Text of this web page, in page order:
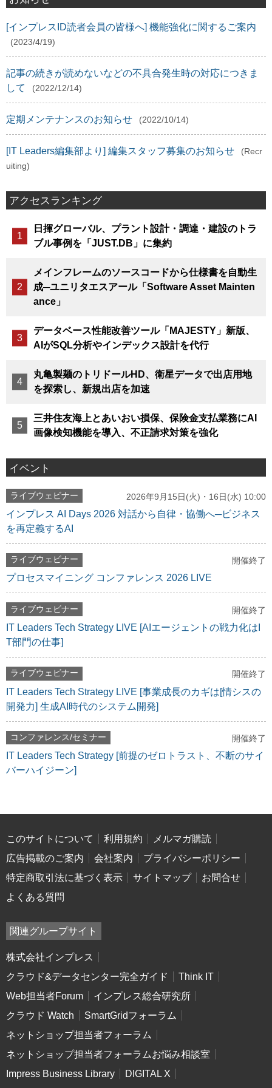
[インプレスID読者会員の皆様へ] 機能強化に関するご案内
(2023/4/19)
記事の続きが読めないなどの不具合発生時の対応につきま
して
(2022/12/14)
定期メンテナンスのお知らせ (2022/10/14)
[IT Leaders編集部より] 編集スタッフ募集のお知らせ
(Recr
uiting)
アクセスランキング
日揮グローバル、プラント設計・調達・建設のトラ
ブル事例を「JUST.DB」に集約
メインフレームのソースコードから仕様書を自動生
成─ユニリタエスアール「Software Asset Mainten
ance」
データベース性能改善ツール「MAJESTY」新版、
AIがSQL分析やインデックス設計を代行
丸亀製麺のトリドールHD、衛星データで出店用地
を探索し、新規出店を加速
三井住友海上とあいおい損保、保険金支払業務にAI
画像検知機能を導入、不正請求対策を強化
イベント
ライブウェビナー 2026年9月15日(火)・16日(水) 10:00
インプレス AI Days 2026 対話から自律・協働へ─ビジネス
を再定義するAI
ライブウェビナー 開催終了
プロセスマイニング コンファレンス 2026 LIVE
ライブウェビナー 開催終了
IT Leaders Tech Strategy LIVE [AIエージェントの戦力化はI
T部門の仕事]
ライブウェビナー 開催終了
IT Leaders Tech Strategy LIVE [事業成長のカギは[情シスの
開発力] 生成AI時代のシステム開発]
コンファレンス/セミナー 開催終了
IT Leaders Tech Strategy [前提のゼロトラスト、不断のサイ
バーハイジーン]
このサイトについて 利用規約
メルマガ購読
広告掲載のご案内
会社案内
プライバシーポリシー
特定商取引法に基づく表示
サイトマップ
お問合せ
よくある質問
関連グループサイト
株式会社インプレス
クラウド&データセンター完全ガイド
Think IT
Web担当者Forum
インプレス総合研究所
クラウド Watch
SmartGridフォーラム
ネットショップ担当者フォーラム
ネットショップ担当者フォーラムお悩み相談室
Impress Business Library
DIGITAL X